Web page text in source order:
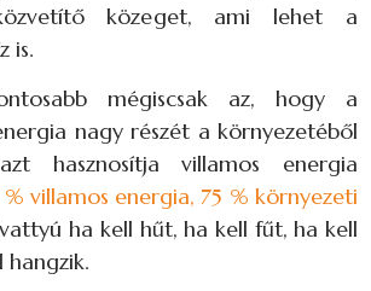
közeget, ami lehet a
is.
mégiscsak az, hogy a
nagy részét a környezetéből
hasznosítja villamos energia
% villamos energia, 75 % környezeti
ha kell hűt, ha kell fűt, ha kell
hangzik.